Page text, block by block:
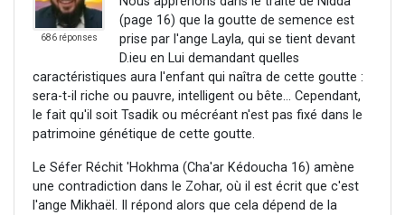
686 réponses
(page 16) que la goutte de semence est
prise par l'ange Layla, qui se tient devant
D.ieu en Lui demandant quelles
caractéristiques aura l'enfant qui naîtra de cette goutte :
sera-t-il riche ou pauvre, intelligent ou bête... Cependant,
le fait qu'il soit Tsadik ou mécréant n'est pas fixé dans le
patrimoine génétique de cette goutte.
Le Séfer Réchit 'Hokhma (Cha'ar Kédoucha 16) amène
une contradiction dans le Zohar, où il est écrit que c'est
l'ange Mikhaël. Il répond alors que cela dépend de la